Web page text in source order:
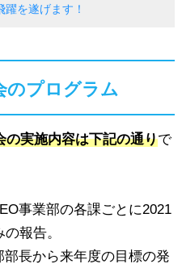
躍を遂げます！
のプログラム
の実施内容は下記の通りで
事業部の各課ごとに2021
報告。
長から来年度の目標の発